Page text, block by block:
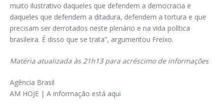
muito ilustrativo daqueles que defendem a democracia e
daqueles que defendem a ditadura, defendem a tortura e que
precisam ser derrotados neste plenário e na vida política
brasileira. É disso que se trata”, argumentou Freixo.
Matéria atualizada às 21h13 para acréscimo de informações
Agência Brasil
AM HOJE | A informação está aqui